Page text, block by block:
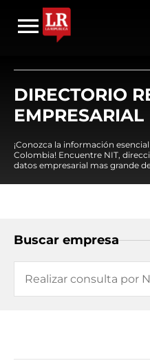
DIRECTORIO
EMPRESARIAL
¡Conozca la información
Colombia! Encuentre NIT,
datos empresarial mas grande
Buscar empresa